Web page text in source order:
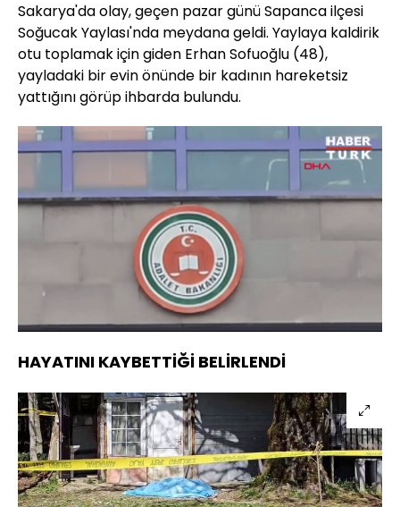
Sakarya'da olay, geçen pazar günü Sapanca ilçesi
Soğucak Yaylası'nda meydana geldi. Yaylaya kaldirik
otu toplamak için giden Erhan Sofuoğlu (48),
yayladaki bir evin önünde bir kadının hareketsiz
yattığını görüp ihbarda bulundu.
Aç
Oynatma
Hızı
HAYATINI KAYBETTİĞİ BELİRLENDİ